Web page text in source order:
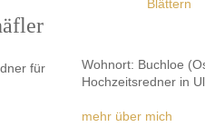
Wohnort: Buchloe
Hochzeitsredner in
mehr über mich